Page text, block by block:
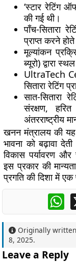
‘स्टार रेटिंग
की गई थी।
पाँच-सितारा
प्राप्त करने
मूल्यांकन
ब्यूरो) द्वारा
UltraTech
सितारा रेटिंग
सात-सितारा
संरक्षण,
अंतरराष्ट्रीय
खनन मंत्रालय की यह
भावना को बढ़ावा
विकास पर्यावरण और
इस प्रकार की
प्रगति की दिशा में
Originally
8, 2025.
Leave a Reply